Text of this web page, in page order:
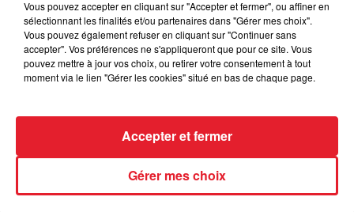
l'extinction...
Bouches-du-Rhône : les ossements
Les prix des carburants explosent :
Vous pouvez accepter en cliquant sur "Accepter et fermer", ou affiner en
sélectionnant les finalités et/ou partenaires dans "Gérer mes choix".
Vous pouvez également refuser en cliquant sur "Continuer sans
accepter". Vos préférences ne s'appliqueront que pour ce site. Vous
pouvez mettre à jour vos choix, ou retirer votre consentement à tout
moment via le lien "Gérer les cookies" situé en bas de chaque page.
Gérer mes choix
Accepter et fermer